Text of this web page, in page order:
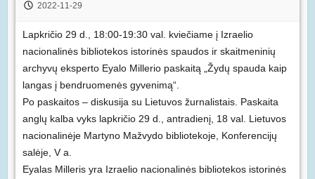
2022-11-29
Lapkričio 29 d., 18:00-19:30 val. kviečiame į Izraelio
nacionalinės bibliotekos istorinės spaudos ir skaitmeninių
archyvų eksperto Eyalo Millerio paskaitą „Žydų spauda kaip
langas į bendruomenės gyvenimą“.
Po paskaitos – diskusija su Lietuvos žurnalistais. Paskaita
anglų kalba vyks lapkričio 29 d., antradienį, 18 val. Lietuvos
nacionalinėje Martyno Mažvydo bibliotekoje, Konferencijų
salėje, V a.
Eyalas Milleris yra Izraelio nacionalinės bibliotekos istorinės